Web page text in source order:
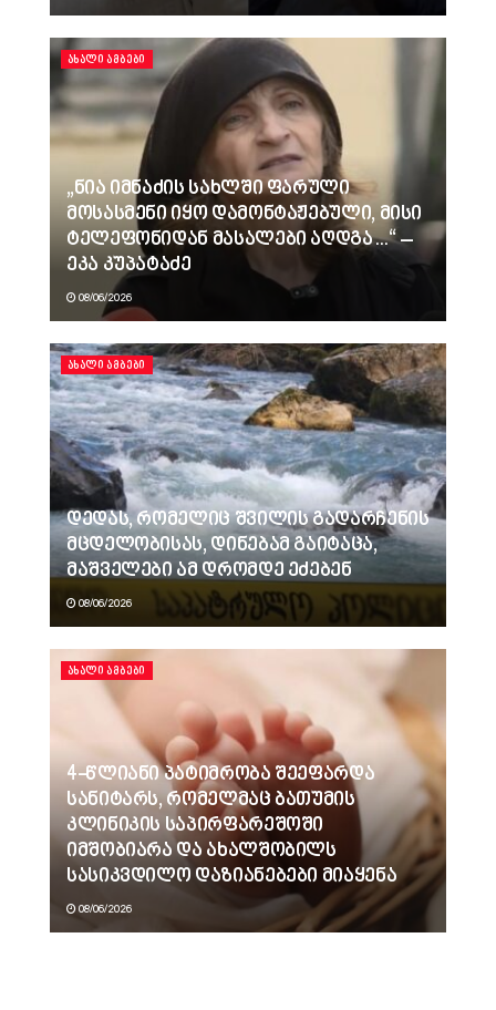
ᲐᲮᲐᲚᲘ ᲐᲛᲑᲔᲑᲘ
„ნია იმნაძის სახლში ფარული
მოსასმენი იყო დამონტაჟებული, მისი
ტელეფონიდან მასალები აღდგა…“ –
ეკა კუპატაძე
08/06/2026
ᲐᲮᲐᲚᲘ ᲐᲛᲑᲔᲑᲘ
დედას, რომელიც შვილის გადარჩენის
მცდელობისას, დინებამ გაიტაცა,
მაშველები ამ დრომდე ეძებენ
08/06/2026
ᲐᲮᲐᲚᲘ ᲐᲛᲑᲔᲑᲘ
4-წლიანი პატიმრობა შეეფარდა
სანიტარს, რომელმაც ბათუმის
კლინიკის საპირფარეშოში
იმშობიარა და ახალშობილს
სასიკვდილო დაზიანებები მიაყენა
08/06/2026